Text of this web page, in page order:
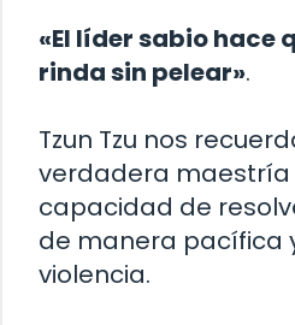
«El líder sabio hace
rinda sin pelear».
Tzun Tzu nos
verdadera maestría
capacidad de
de manera pacífica
violencia.